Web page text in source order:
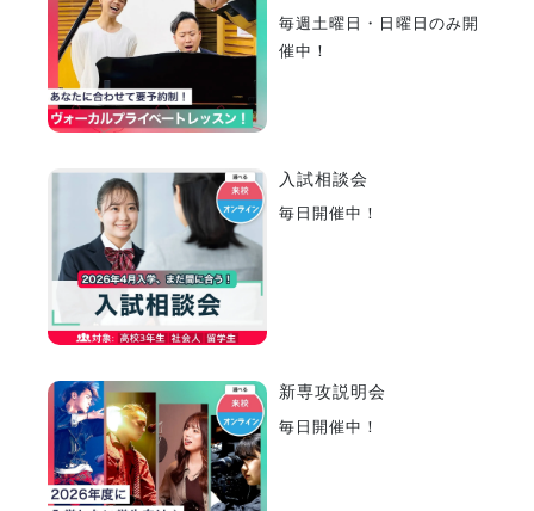
毎週土曜日・日曜日のみ開
催中！
入試相談会
毎日開催中！
新専攻説明会
毎日開催中！